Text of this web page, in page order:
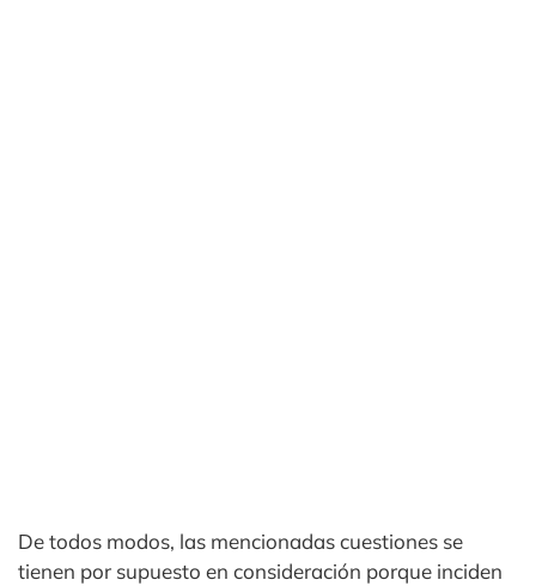
De todos modos, las mencionadas cuestiones se
tienen por supuesto en consideración porque inciden